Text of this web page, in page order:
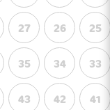
25
26
27
33
34
35
41
42
43